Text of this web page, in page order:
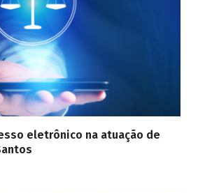
eletrônico na atuação de